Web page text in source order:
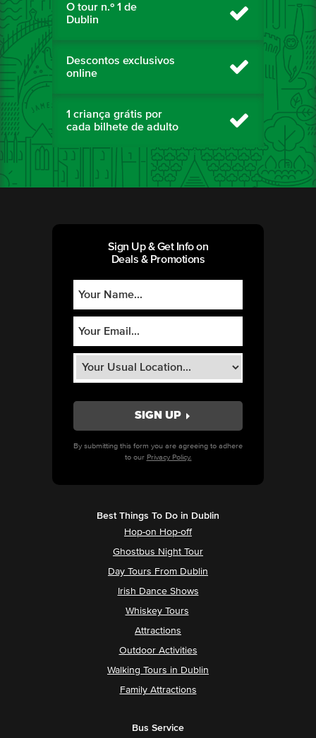
O tour n.º 1 de
Dublin
Descontos exclusivos
online
1 criança grátis por
cada bilhete de adulto
Sign Up & Get Info on
Deals & Promotions
By submitting this form you are agreeing to adhere
to our Privacy Policy.
Best Things To Do in Dublin
Hop-on Hop-off
Ghostbus Night Tour
Day Tours From Dublin
Irish Dance Shows
Whiskey Tours
Attractions
Outdoor Activities
Walking Tours in Dublin
Family Attractions
Bus Service